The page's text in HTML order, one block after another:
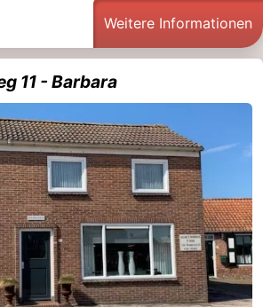
Weitere Informationen
11 - Barbara